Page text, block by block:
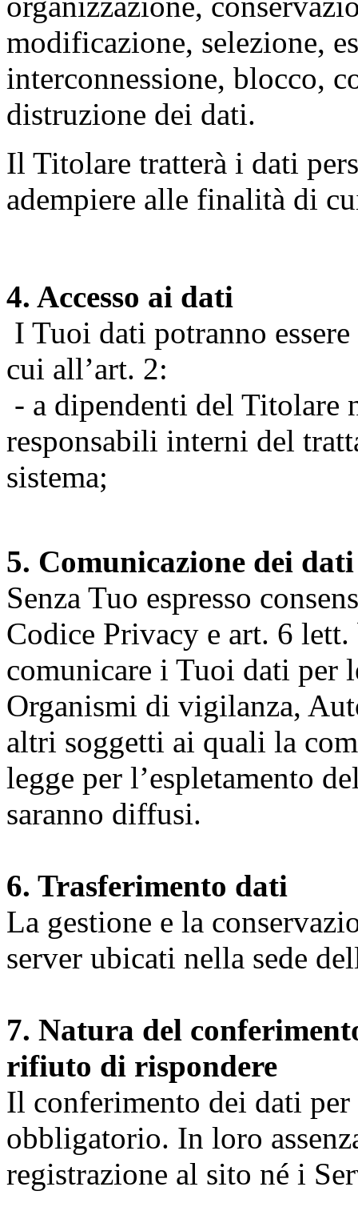
modificazione, selezione,
interconnessione, blocco,
distruzione dei dati.
Il Titolare tratterà i dati
adempiere alle finalità di
4. Accesso ai dati
I Tuoi dati potranno
cui all’art. 2:
- a dipendenti del Titolare
responsabili interni del
sistema;
5. Comunicazione dei dati
Senza Tuo espresso
Codice Privacy e art. 6
comunicare i Tuoi dati per
Organismi di vigilanza,
altri soggetti ai quali la
legge per l’espletamento
saranno diffusi.
6. Trasferimento dati
La gestione e la
server ubicati nella sede
7. Natura del
rifiuto di rispondere
Il conferimento dei dati
obbligatorio. In loro
registrazione al sito né i